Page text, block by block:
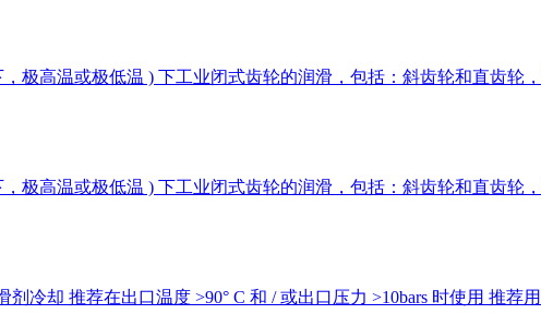
极高温或极低温 ) 下工业闭式齿轮的润滑，包括：斜齿轮和直齿轮
极高温或极低温 ) 下工业闭式齿轮的润滑，包括：斜齿轮和直齿轮
冷却 推荐在出口温度 >90° C 和 / 或出口压力 >10bars 时使用 推